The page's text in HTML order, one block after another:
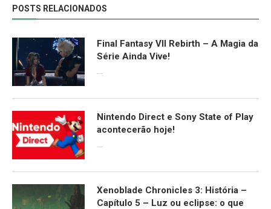
POSTS RELACIONADOS
Final Fantasy VII Rebirth – A Magia da
Série Ainda Vive!
Nintendo Direct e Sony State of Play
acontecerão hoje!
Xenoblade Chronicles 3: História –
Capítulo 5 – Luz ou eclipse: o que